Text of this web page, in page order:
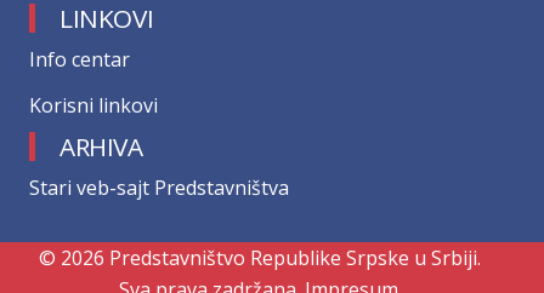
LINKOVI
Info centar
Korisni linkovi
ARHIVA
Stari veb-sajt Predstavništva
© 2026 Predstavništvo Republike Srpske u Srbiji.